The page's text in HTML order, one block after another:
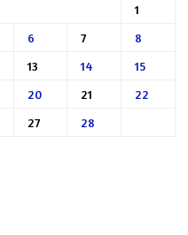
1
6 7
8
13 14
15
20 21
22
27 28